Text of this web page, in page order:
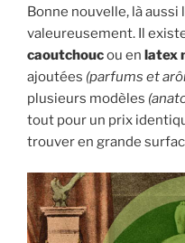
Bonne nouvelle, là aussi
valeureusement. Il
caoutchoucou en latex
ajoutées (parfums et
plusieurs modèles
tout pour un prix
trouver en grande